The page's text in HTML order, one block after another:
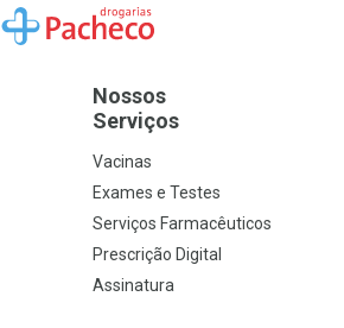
Ir para a Home
Nossos
Serviços
Vacinas
Exames e Testes
Serviços Farmacêuticos
Prescrição Digital
Assinatura